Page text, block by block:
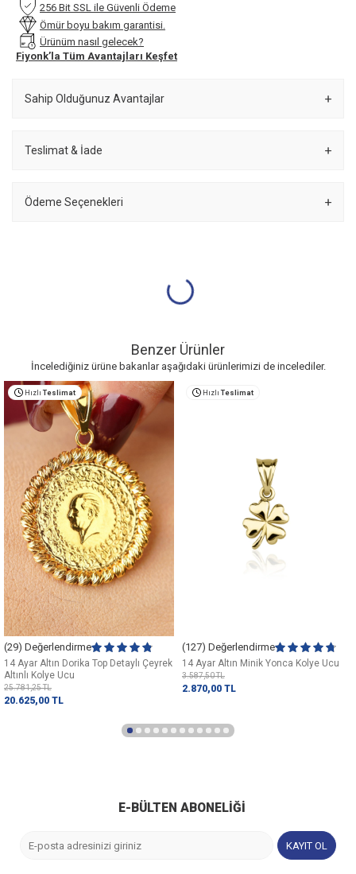
256 Bit SSL ile Güvenli Ödeme
Ömür boyu bakım garantisi.
Ürünüm nasıl gelecek?
Fiyonk’la Tüm Avantajları Keşfet
Sahip Olduğunuz Avantajlar
Teslimat & İade
Ödeme Seçenekleri
Benzer Ürünler
İncelediğiniz ürüne bakanlar aşağıdaki ürünlerimizi de incelediler.
Hızlı Teslimat
(29) Değerlendirme
14 Ayar Altın Dorika Top Detaylı Çeyrek
Altınlı Kolye Ucu
25.781,25TL
20.625,00 TL
Hızlı Teslimat
(127) Değerlendirme
14 Ayar Altın Minik Yonca Kolye Ucu
3.587,50TL
2.870,00 TL
E-BÜLTEN ABONELIĞI
KAYIT OL